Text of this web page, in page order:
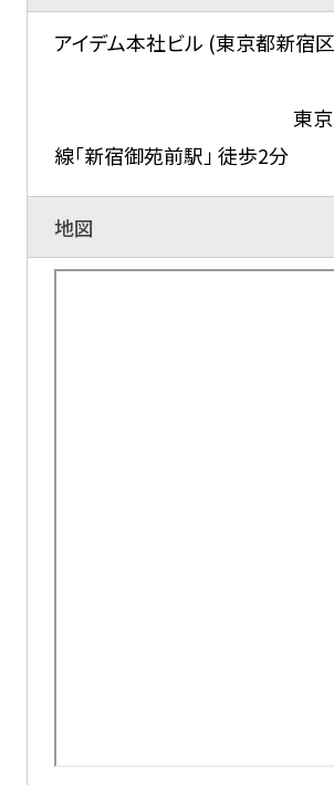
アイデム本社ビル (東京都新宿
東京メトロ
線「新宿御苑前駅」 徒歩2分
地図